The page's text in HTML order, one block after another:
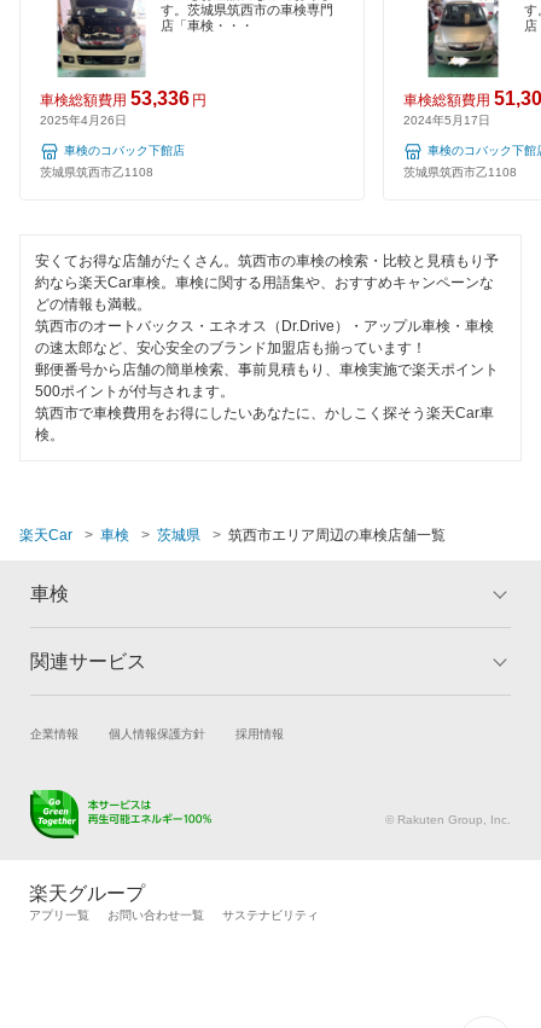
猿島郡
下妻市
常総市
つくばみらい市
土浦市
取手市
那珂郡
行方市
坂東市
常陸大宮市
ひたちなか市
鉾田市
夜間受付
整備保証
コンピューター診断
す。茨城県筑西市の車検専門
店「車検・・・
車検総額費用 53,336 円
2025年4月26日
車検のコバック下館店
茨城県筑西市乙1108
す
店
車検総額費用
2024年5月17日
車検のコバック下館
茨城県筑西市乙1108
安くてお得な店舗がたくさん。筑西市の車検の検索・比較と見積もり予
約なら楽天Car車検。車検に関する用語集や、おすすめキャンペーンな
どの情報も満載。
筑西市のオートバックス・エネオス（Dr.Drive）・アップル車検・車検
の速太郎など、安心安全のブランド加盟店も揃っています！
郵便番号から店舗の簡単検索、事前見積もり、車検実施で楽天ポイント
500ポイントが付与されます。
筑西市で車検費用をお得にしたいあなたに、かしこく探そう楽天Car車
検。
楽天Car 車検 茨城県 筑西市エリア周辺の車検店舗一覧
車検
トップ
車検の基礎知識 キャンペーン一覧
関連サービス
試乗・商談 新車購入
キズ修理予約
メンテナンス管理
タイヤ交換サービス
自動車カタログ 自動車保険
企業情報 個人情報保護方針 採用情報
© Rakuten Group, Inc.
楽天グループ
アプリ一覧 お問い合わせ一覧 サステナビリティ